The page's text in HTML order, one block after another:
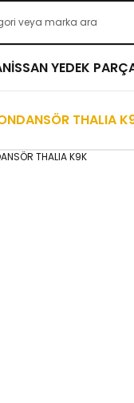
NİSSAN YEDEK
THALIA